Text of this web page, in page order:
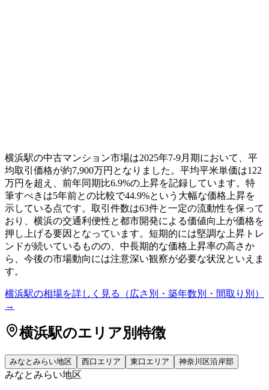
横浜駅の中古マンション市場は2025年7-9月期において、平
均取引価格が約7,900万円となりました。平均平米単価は122
万円を超え、前年同期比6.9%の上昇を記録しています。特
筆すべきは5年前との比較で44.9%という大幅な価格上昇を
示している点です。取引件数は63件と一定の流動性を保って
おり、横浜の交通利便性と都市開発による価値向上が価格を
押し上げる要因となっています。短期的には堅調な上昇トレ
ンドが続いているものの、中長期的な価格上昇率の高さか
ら、今後の市場動向には注意深い観察が必要な状況といえま
す。
横浜駅の相場を詳しく見る（広さ別・築年数別・間取り別）
→
横浜駅のエリア別特徴
みなとみらい地区 西口エリア 東口エリア 神奈川区沿岸部
みなとみらい地区